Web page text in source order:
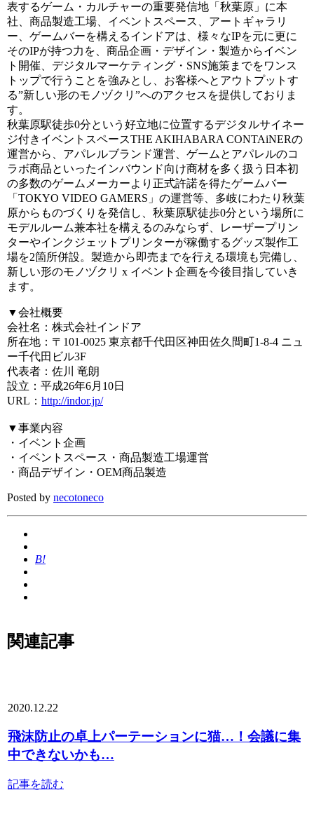
表するゲーム・カルチャーの重要発信地「秋葉原」に本
社、商品製造工場、イベントスペース、アートギャラリ
ー、ゲームバーを構えるインドアは、様々なIPを元に更に
そのIPが持つ力を、商品企画・デザイン・製造からイベン
ト開催、デジタルマーケティング・SNS施策までをワンス
トップで行うことを強みとし、お客様へとアウトプットす
る”新しい形のモノヅクリ”へのアクセスを提供しておりま
す。
秋葉原駅徒歩0分という好立地に位置するデジタルサイネー
ジ付きイベントスペースTHE AKIHABARA CONTAiNERの
運営から、アパレルブランド運営、ゲームとアパレルのコ
ラボ商品といったインバウンド向け商材を多く扱う日本初
の多数のゲームメーカーより正式許諾を得たゲームバー
「TOKYO VIDEO GAMERS」の運営等、多岐にわたり秋葉
原からものづくりを発信し、秋葉原駅徒歩0分という場所に
モデルルーム兼本社を構えるのみならず、レーザープリン
ターやインクジェットプリンターが稼働するグッズ製作工
場を2箇所併設。製造から即売までを行える環境も完備し、
新しい形のモノヅクリ x イベント企画を今後目指していき
ます。
▼会社概要
会社名：株式会社インドア
所在地：〒101-0025 東京都千代田区神田佐久間町1-8-4 ニュ
ー千代田ビル3F
代表者：佐川 竜朗
設立：平成26年6月10日
URL： http://indor.jp/
▼事業内容
・イベント企画
・イベントスペース・商品製造工場運営
・商品デザイン・OEM商品製造
Posted by necotoneco
B!
関連記事
2020.12.22
飛沫防止の卓上パーテーションに猫…！会議に集
中できないかも…
記事を読む